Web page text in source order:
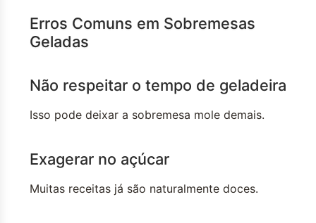
Erros Comuns em Sobremesas
Geladas
Não respeitar o tempo de geladeira
Isso pode deixar a sobremesa mole demais.
Exagerar no açúcar
Muitas receitas já são naturalmente doces.